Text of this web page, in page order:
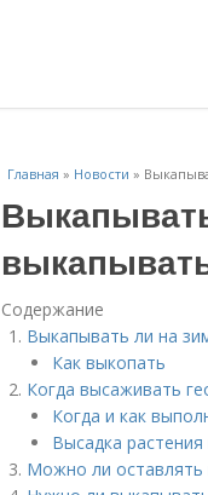
Главная » Новости »
Содержание
Выкапывать ли на
Как выкопать
Когда высаживать
Когда и как
Высадка
Можно ли оставлять